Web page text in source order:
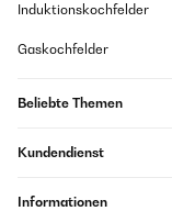
Induktionskochfelder
Gaskochfelder
Beliebte Themen
Kundendienst
Informationen